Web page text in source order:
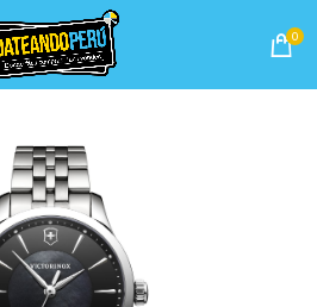
0